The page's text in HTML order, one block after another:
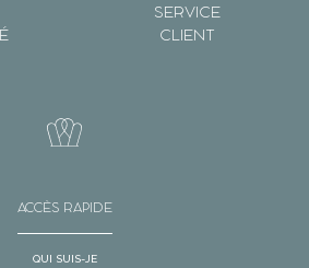
SERVICE
CLIENT
ACCÈS RAPIDE
QUI SUIS-JE